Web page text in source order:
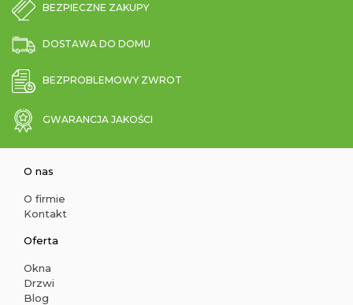
BEZPIECZNE ZAKUPY
DOSTAWA DO DOMU
BEZPROBLEMOWY ZWROT
GWARANCJA JAKOŚCI
O nas
O firmie
Kontakt
Oferta
Okna
Drzwi
Blog